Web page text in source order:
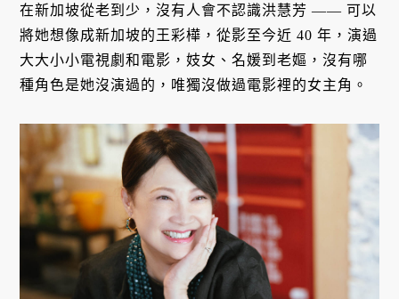
在新加坡從老到少，沒有人會不認識洪慧芳 —— 可以
將她想像成新加坡的王彩樺，從影至今近 40 年，演過
大大小小電視劇和電影，妓女、名媛到老嫗，沒有哪
種角色是她沒演過的，唯獨沒做過電影裡的女主角。